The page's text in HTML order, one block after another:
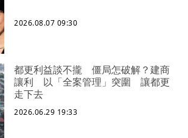
2026.08.07 09:30
都更利益談不攏 僵局怎破解？建商
讓利 以「全案管理」突圍 讓都更
走下去
2026.06.29 19:33